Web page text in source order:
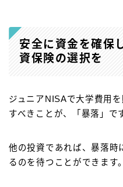
安全に資金を確保
資保険の選択を
ジュニアNISAで大学費用
すべきことが、「暴落」で
他の投資であれば、暴落時
るのを待つことができます。